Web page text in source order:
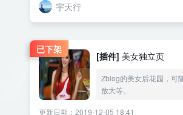
宇天行
已下架
[插件] 美女独立页
Zblog的美女后花园，可
放大等。
更新日期：2019-12-05 18:41